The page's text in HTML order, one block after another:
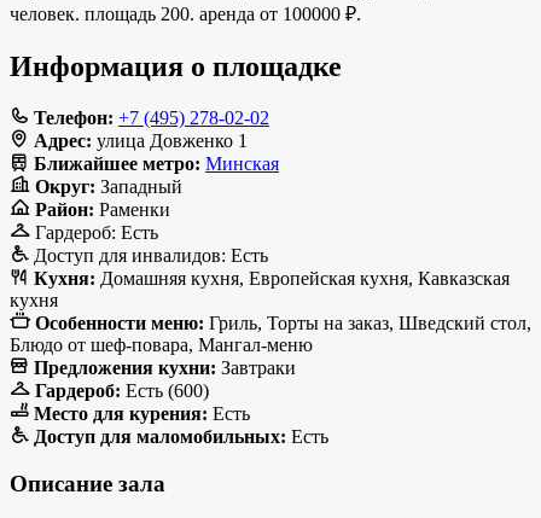
человек. площадь 200. аренда от 100000 ₽.
Информация о площадке
Телефон: +7 (495) 278-02-02
Адрес: улица Довженко 1
Ближайшее метро: Минская
Округ: Западный
Район: Раменки
Гардероб: Есть
Доступ для инвалидов: Есть
Кухня: Домашняя кухня, Европейская кухня, Кавказская
кухня
Особенности меню: Гриль, Торты на заказ, Шведский стол,
Блюдо от шеф-повара, Мангал-меню
Предложения кухни: Завтраки
Гардероб: Есть (600)
Место для курения: Есть
Доступ для маломобильных: Есть
Описание зала